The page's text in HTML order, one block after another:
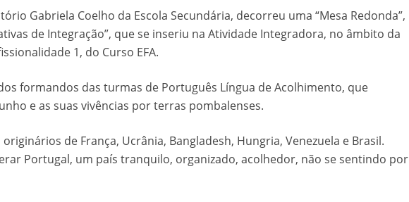
Gabriela Coelho da Escola Secundária, decorreu uma “Mesa Redonda”,
de Integração”, que se inseriu na Atividade Integradora, no âmbito da
1, do Curso EFA.
formandos das turmas de Português Língua de Acolhimento, que
e as suas vivências por terras pombalenses.
de França, Ucrânia, Bangladesh, Hungria, Venezuela e Brasil.
Portugal, um país tranquilo, organizado, acolhedor, não se sentindo por